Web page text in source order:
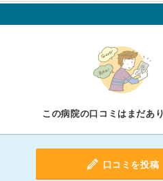
この病院の口コミはまだあ
口コミを投稿